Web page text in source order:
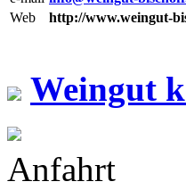
Web
http://www.weingut-
Weingut
Anfahrt